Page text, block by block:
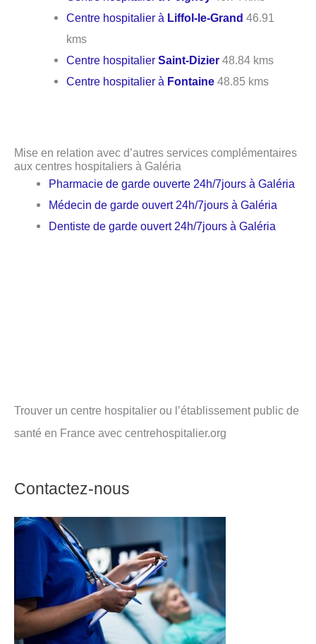
Centre hospitalier à Liffol-le-Grand 46.91
kms
Centre hospitalierSaint-Dizier 48.84 kms
Centre hospitalier à Fontaine 48.85 kms
Mise en relation avec d’autres services complémentaires
aux centres hospitaliers à Galéria
Pharmacie de garde ouverte 24h/7jours à Galéria
Médecin de garde ouvert 24h/7jours à Galéria
Dentiste de garde ouvert 24h/7jours à Galéria
Trouver un centre hospitalier ou l’établissement public de
santé en France avec centrehospitalier.org
Contactez-nous